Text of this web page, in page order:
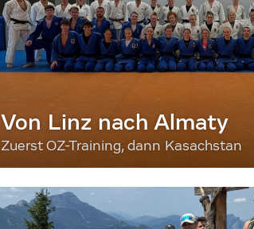
Von Linz nach Almaty
Zuerst OZ-Training, dann Kasachstan